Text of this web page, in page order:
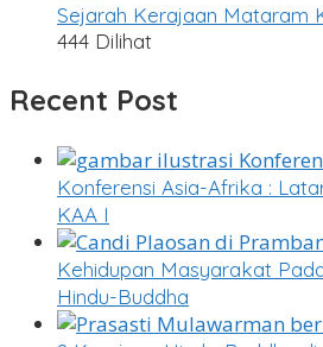
Sejarah Kerajaan Mataram
444 Dilihat
Recent Post
Konferensi Asia-Afrika :
KAA I
Kehidupan Masyarakat
Hindu-Buddha